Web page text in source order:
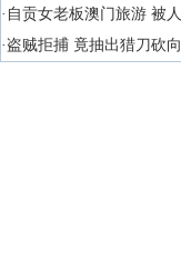
·自贡女老板澳门旅游 被
·盗贼拒捕 竟抽出猎刀砍